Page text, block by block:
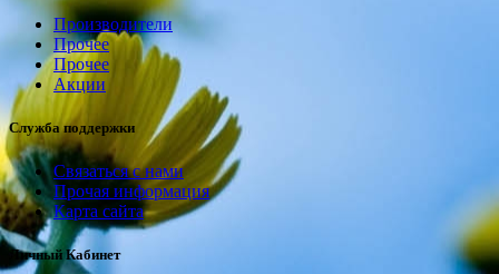
Производители
Прочее
Прочее
Акции
Служба поддержки
Связаться с нами
Прочая информация
Карта сайта
Личный Кабинет